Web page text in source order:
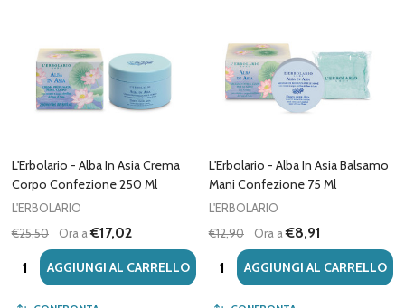
L'Erbolario - Alba In Asia Crema
Corpo Confezione 250 Ml
L'ERBOLARIO
€25,50
Ora a€17,02
Quantità:AGGIUNGI AL CARRELLO
L'Erbolario - Alba In Asia Balsamo
Mani Confezione 75 Ml
L'ERBOLARIO
€12,90
Ora a€8,91
Quantità:AGGIUNGI AL CARRELLO